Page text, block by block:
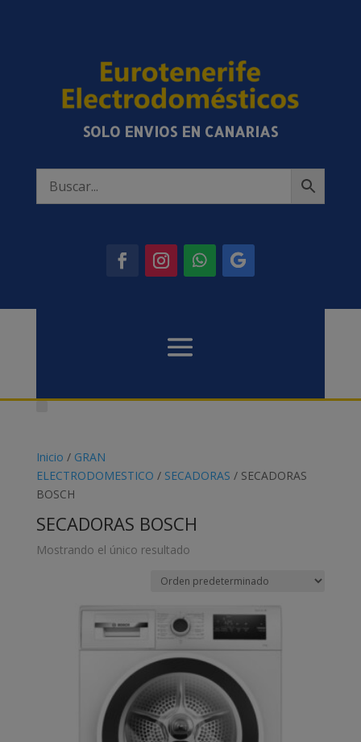
SOLO ENVIOS EN CANARIAS
Inicio / GRAN
ELECTRODOMESTICO / SECADORAS / SECADORAS
BOSCH
SECADORAS BOSCH
Mostrando el único resultado